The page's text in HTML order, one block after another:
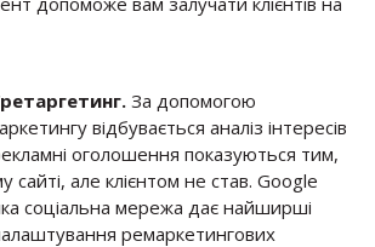
За допомогою
відбувається аналіз інтересів
оголошення показуються тим,
але клієнтом не став. Google
соціальна мережа дає найширші
ремаркетингових